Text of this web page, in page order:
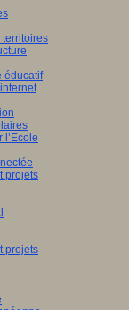
territoires
éducatif
l’Ecole
projets
projets